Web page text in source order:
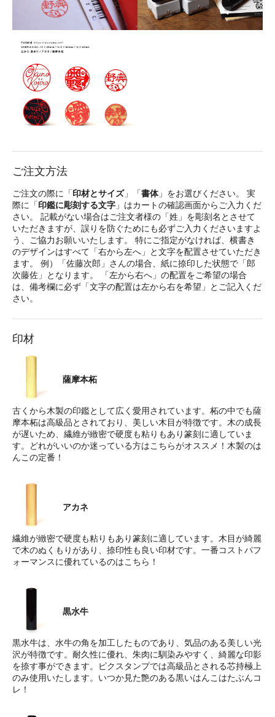
ご注文方法
ご注文の際に「印材とサイズ」「書体」をお選びください。 実
際に「印鑑に彫刻する文字 」はカートの確認画面からご入力くだ
さい。 記載がない場合はご注文者様の「姓」を彫刻名とさせて
いただきますが、誤りを防ぐためにも必ずご入力くださいますよ
う、ご協力お願いいたします。 特にご指定がなければ、横書き
のデザインはすべて「右から左へ」と文字を配置させていただき
ます。 例）「佐藤次郎」さんの場合、紙に捺印した状態で「郎
次藤佐」となります。 「左から右へ」の配置をご希望の場合
は、備考欄に必ず「文字の配置は左から右を希望」とご記入くだ
さい。
印材
薩摩本柘
古くから木製の印鑑として広く愛用されています。柘の中でも薩
摩本柘は高級品とされており、美しい木目が特徴です。木の成長
が遅いため、繊維が緻密で硬度も粘りもあり篆刻に適していま
す。どれがいいのか迷っている方はこちらがオススメ！木製のは
んこの定番！
アカネ
繊維が緻密で硬度も粘りもあり篆刻に適しています。木目が綺麗
で木のぬくもりがあり、捺印性も良い印材です。一番コストパフ
ォーマンスに優れているのはこちら！
黒水牛
黒水牛は、水牛の角を加工したものであり、気品のある美しい光
沢が特徴です。耐久性に優れ、朱肉に馴染みやすく、綺麗な印影
を捺す事ができます。ピクスタンプでは高級品とされる芯持極上
のみ使用いたします。いつか見た艶のある黒いはんこはたぶんコ
レ！